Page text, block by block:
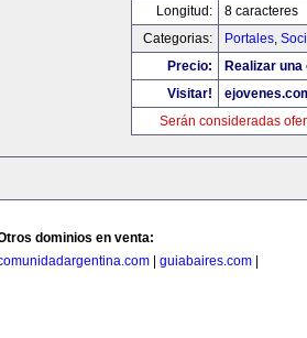
Longitud:
8 caracteres
Categorias:
Portales,
Precio:
Realizar
Visitar!
Serán consideradas
dominios en venta:
guiabaires.com